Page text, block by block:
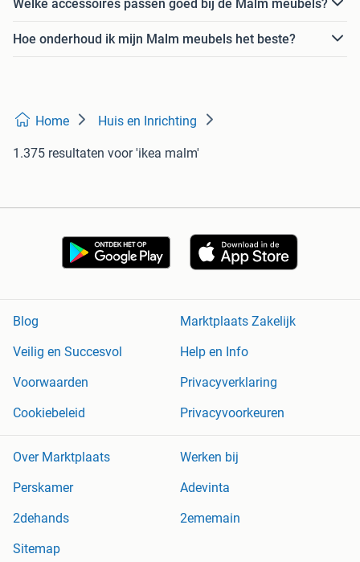
Welke accessoires passen goed bij de Malm meubels?
Hoe onderhoud ik mijn Malm meubels het beste?
Home Huis en Inrichting
1.375 resultaten voor 'ikea malm'
Blog
Marktplaats Zakelijk
Veilig en Succesvol
Help en Info
Voorwaarden
Privacyverklaring
Cookiebeleid
Privacyvoorkeuren
Over Marktplaats
Werken bij
Perskamer
Adevinta
2dehands
2ememain
Sitemap